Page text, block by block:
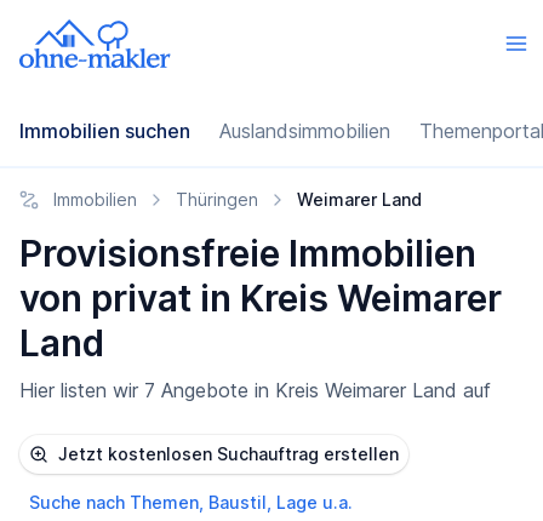
Immobilien suchen Auslandsimmobilien
Immobilien Thüringen Weimarer Land
Provisionsfreie Immobilien
von privat in Kreis Weimarer
Land
Hier listen wir 7 Angebote in Kreis Weimarer Land auf
Jetzt kostenlosen Suchauftrag erstellen
Suche nach Themen, Baustil, Lage u.a.